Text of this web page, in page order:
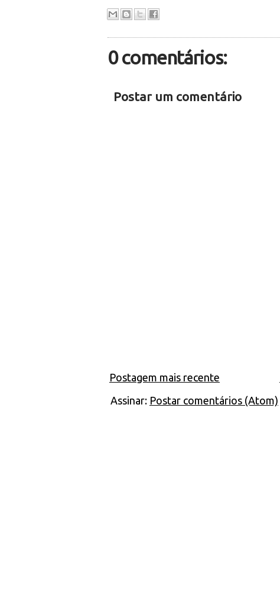
0 comentários:
Postar um comentário
Postagem mais recente
Assinar: Postar comentários (Atom)